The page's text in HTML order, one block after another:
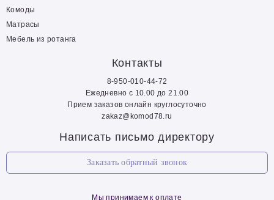
Комоды
Матрасы
Мебель из ротанга
Контакты
8-950-010-44-72
Ежедневно с 10.00 до 21.00
Прием заказов онлайн круглосуточно
zakaz@komod78.ru
Написать письмо директору
Заказать обратный звонок
Мы принимаем к оплате